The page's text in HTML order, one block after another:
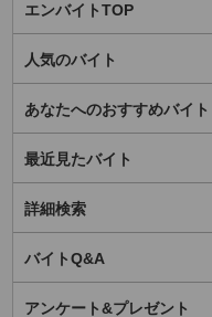
エンバイトTOP
人気のバイト
あなたへのおすすめバイト
最近見たバイト
詳細検索
バイトQ&A
アンケート&プレゼント